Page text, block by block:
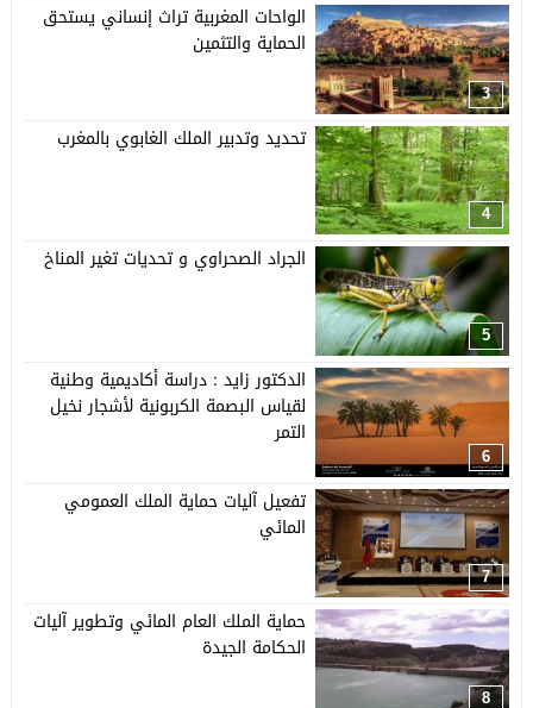
3
الواحات المغربية تراث إنساني يستحق
الحماية والتثمين
4
تحديد وتدبير الملك الغابوي بالمغرب
5
الجراد الصحراوي و تحديات تغير المناخ
6
الدكتور زايد : دراسة أكاديمية وطنية
لقياس البصمة الكربونية لأشجار نخيل
التمر
7
تفعيل آليات حماية الملك العمومي
المائي
8
حماية الملك العام المائي وتطوير آليات
الحكامة الجيدة